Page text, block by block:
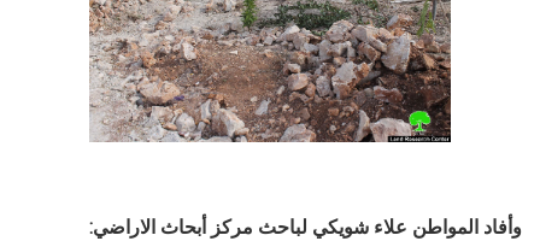
وأفاد المواطن علاء شويكي لباحث مركز أبحاث الاراضي: